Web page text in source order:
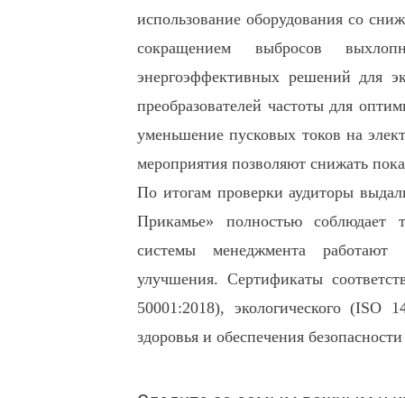
использование оборудования со
сокращением выбросов
энергоэффективных решений для
преобразователей частоты для
уменьшение пусковых токов на
мероприятия позволяют снижать
По итогам проверки аудиторы
Прикамье» полностью соблюдает
системы менеджмента
улучшения. Сертификаты
50001:2018), экологического (ISO
здоровья и обеспечения